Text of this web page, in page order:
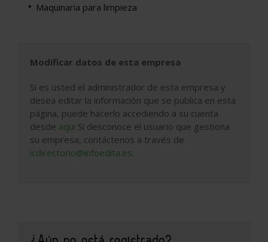
Maquinaria para limpieza
Modificar datos de esta empresa
Si es usted el administrador de esta empresa y
desea editar la información que se publica en esta
página, puede hacerlo accediendo a su cuenta
desde aquí Si desconoce el usuario que gestiona
su empresa, contáctenos a través de
icdirectorio@infoedita.es.